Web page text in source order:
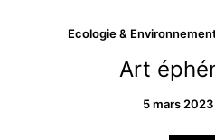
Ecologie &
Art
5 mars 2023